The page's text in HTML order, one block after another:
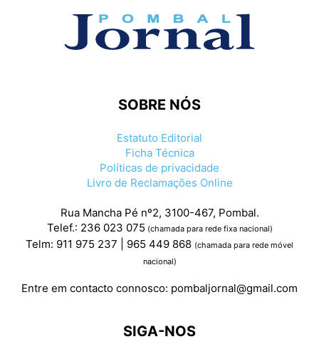
SOBRE NÓS
Estatuto Editorial
Ficha Técnica
Políticas de privacidade
Livro de Reclamações Online
Rua Mancha Pé nº2, 3100-467, Pombal.
Telef.: 236 023 075 (chamada para rede fixa nacional)
Telm: 911 975 237 | 965 449 868 (chamada para rede móvel
nacional)
Entre em contacto connosco: pombaljornal@gmail.com
SIGA-NOS